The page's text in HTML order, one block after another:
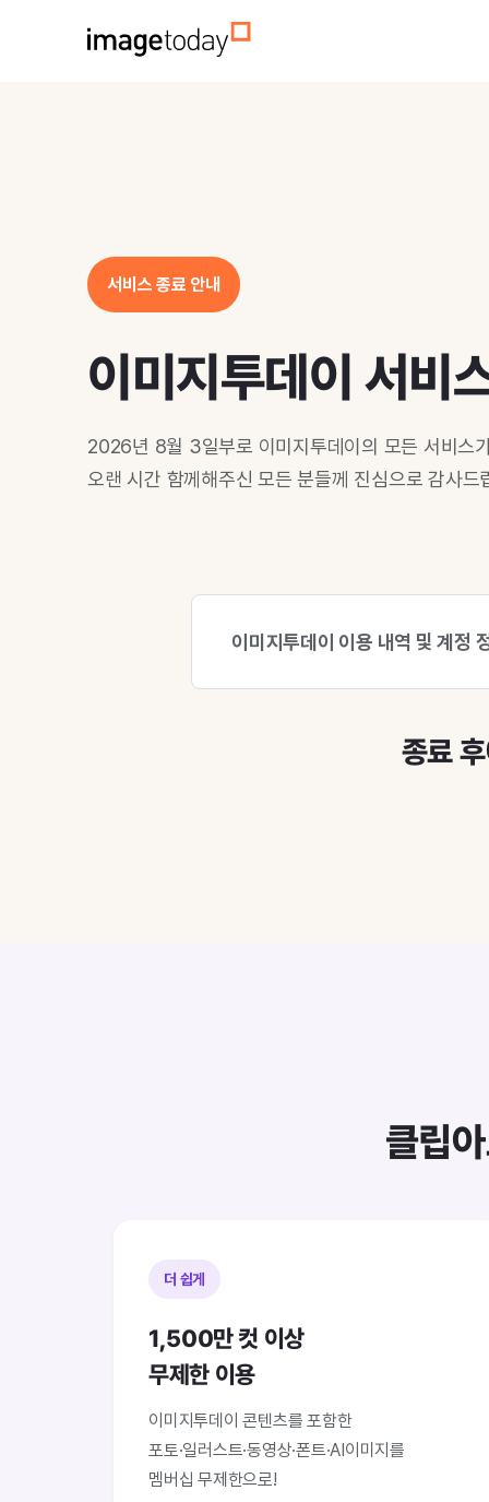
서비스 종료 안내
이미지투데이 서비
2026년 8월 3일부로 이미지투데이의 모든 서비스
오랜 시간 함께해주신 모든 분들께 진심으로 감사드
이미지투데이 이용 내역 및 계정
종료
클립
더 쉽게
1,500만 컷 이상
무제한 이용
이미지투데이 콘텐츠를 포함한
포토·일러스트·동영상·폰트·AI이미지를
멤버십 무제한으로!